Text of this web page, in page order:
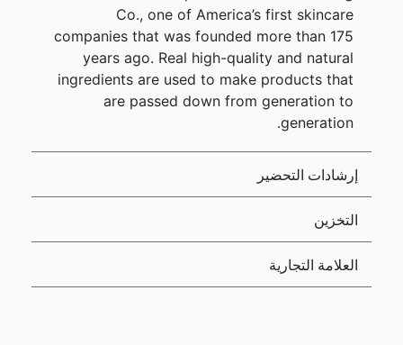
Co., one of America’s first skincare
companies that was founded more than 175
years ago. Real high-quality and natural
ingredients are used to make products that
are passed down from generation to
generation.
إرشادات التحضير
التخزين
العلامة التجارية